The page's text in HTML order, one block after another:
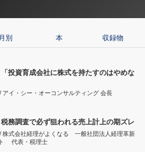
月別 本 収録物
投資育成会社に株式を持たすのはやめな
アイ・シー・オーコンサルティング 会長
務調査で必ず狙われる売上計上の期ズレ
株式会社経理がよくなる 一般社団法人経理革新
代表・税理士